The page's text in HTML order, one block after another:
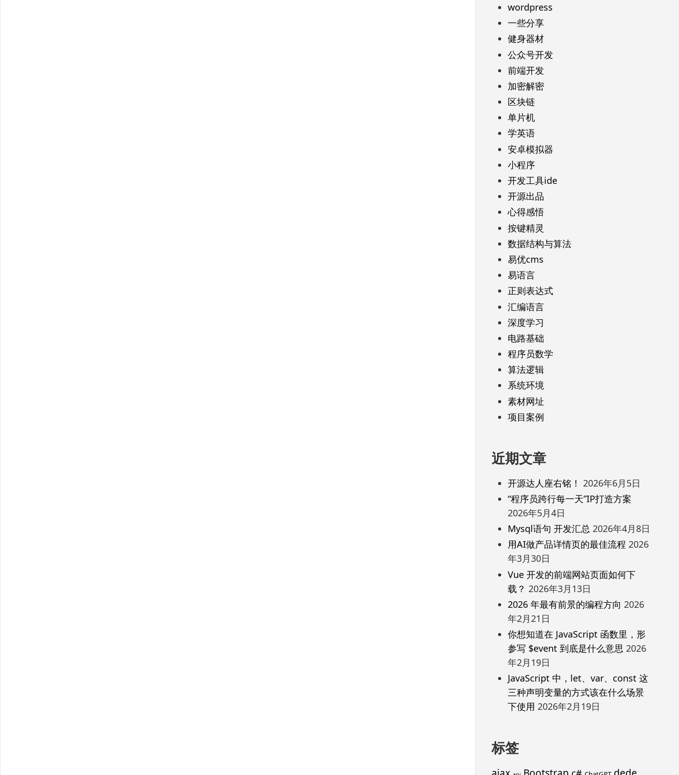
wordpress
一些分享
健身器材
公众号开发
前端开发
加密解密
区块链
单片机
学英语
安卓模拟器
小程序
开发工具ide
开源出品
心得感悟
按键精灵
数据结构与算法
易优cms
易语言
正则表达式
汇编语言
深度学习
电路基础
程序员数学
算法逻辑
系统环境
素材网址
项目案例
近期文章
开源达人座右铭！ 2026年6月5日
“程序员跨行每一天”IP打造方案
2026年5月4日
Mysql语句 开发汇总 2026年4月8日
用AI做产品详情页的最佳流程 2026
年3月30日
Vue 开发的前端网站页面如何下
载？ 2026年3月13日
2026 年最有前景的编程方向 2026
年2月21日
你想知道在 JavaScript 函数里，形
参写 $event 到底是什么意思 2026
年2月19日
JavaScript 中，let、var、const 这
三种声明变量的方式该在什么场景
下使用 2026年2月19日
标签